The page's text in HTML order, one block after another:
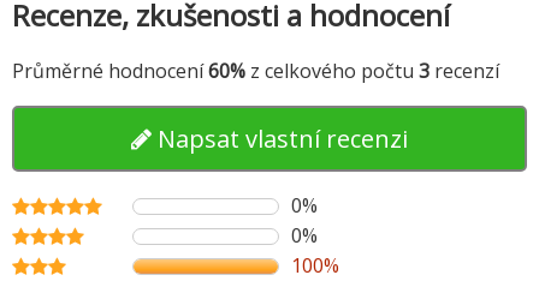
Recenze, zkušenosti a hodnocení
Průměrné hodnocení60% z celkového počtu 3 recenzí
Napsat vlastní recenzi
0%
0%
100%